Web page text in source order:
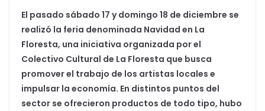
El pasado sábado 17 y domingo 18 de diciembre se
realizó la feria denominada Navidad en La
Floresta, una iniciativa organizada por el
Colectivo Cultural de La Floresta que busca
promover el trabajo de los artistas locales e
impulsar la economía. En distintos puntos del
sector se ofrecieron productos de todo tipo, hubo